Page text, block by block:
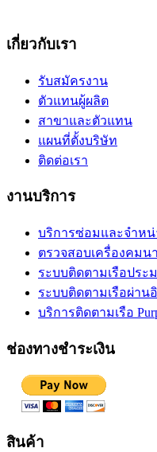
เกี่ยวกับเรา
รับสมัครงาน
ตัวแทนผู้ผลิต
สาขาและตัวแทน
แผนที่ตั้งบริษัท
ติดต่อเรา
งานบริการ
บริการซ่อมและจำหน่
ตรวจสอบเครื่องคมน
ระบบติดตามเรือประ
ระบบติดตามเรือผ่าน
บริการติดตามเรือ
ช่องทางชำระเงิน
สินค้า